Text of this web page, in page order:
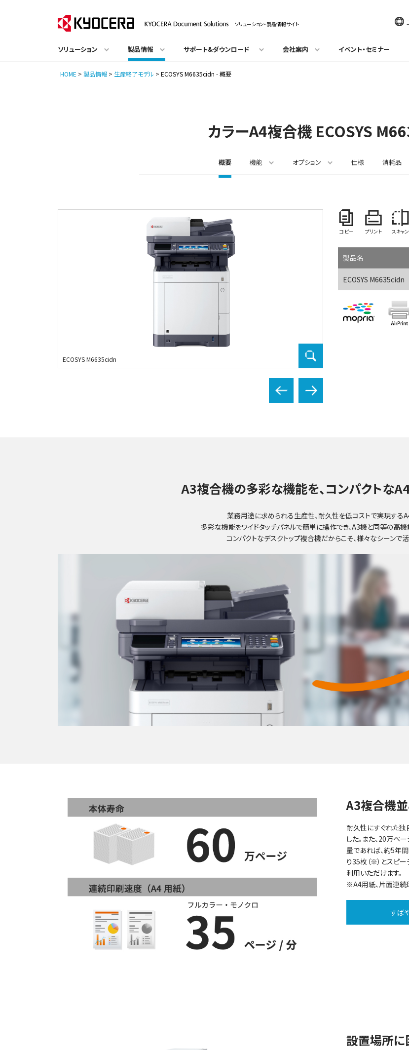
ソリューション・製品情報サイト
ソリューション 製品情報 サポート&ダウンロード 会社案内 イベント・セミナー
HOME > 製品情報 > 生産終了モデル > ECOSYS M6635cidn - 概要
カラーA4複合機 ECOSYS
概要 機能 オプション 仕様 消耗品
ECOSYS M6635cidn
コピー プリント スキャン
製品名
ECOSYS M6635cidn
A3複合機の多彩な機能を、コンパクトな
業務用途に求められる生産性、耐久性を低コストで実現する
多彩な機能をワイドタッチパネルで簡単に操作でき、A3機と同等の高機
コンパクトなデスクトップ複合機だからこそ、様々なシーンで活
A3複合機
耐久性にすぐれた独
した。また、20万ペ
量であれば、約5年
り35枚（※）とスピ
利用いただけます。
※A4用紙、片面連続
すば
設置場所に